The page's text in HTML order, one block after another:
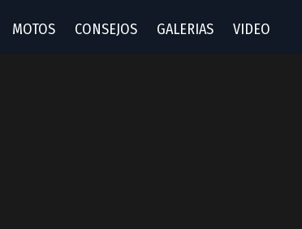
MOTOS CONSEJOS GALERIAS VIDEO